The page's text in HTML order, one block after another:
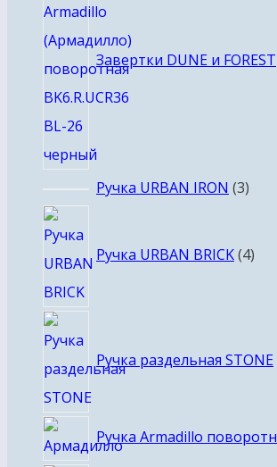
Завертки DUNE и FOREST
Ручка URBAN IRON 33
Ручка URBAN BRICK 4
Ручка раздельная STONE
Ручка Armadillo